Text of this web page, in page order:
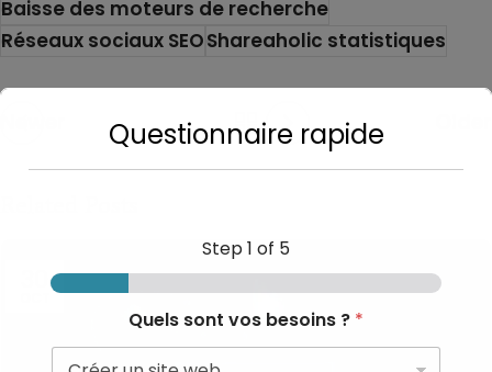
Baisse des moteurs de recherche
Réseaux sociaux SEOShareaholic statistiques
Questionnaire rapide
Step1 of 5
Quels sont vos besoins ? *